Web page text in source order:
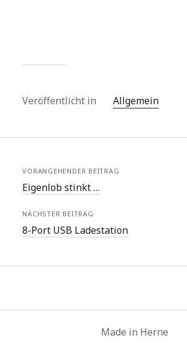
Veröffentlicht in Allgemein
VORANGEHENDER BEITRAG
Eigenlob stinkt …
NÄCHSTER BEITRAG
8-Port USB Ladestation
Made in Herne